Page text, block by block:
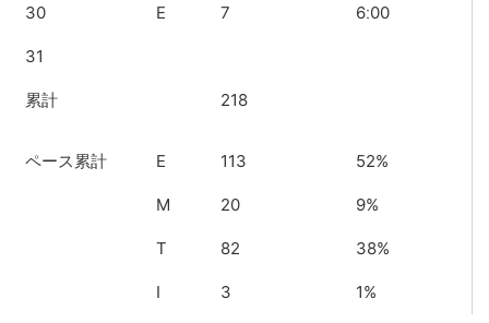
30 E 7 6ː00
31
累計 218
ペース累計 E 113 52%
M 20 9%
T 82 38%
I 3 1%